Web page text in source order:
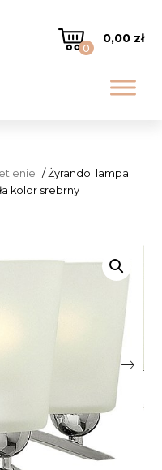
0
0,00 zł
/ Żyrandol lampa
kolor srebrny